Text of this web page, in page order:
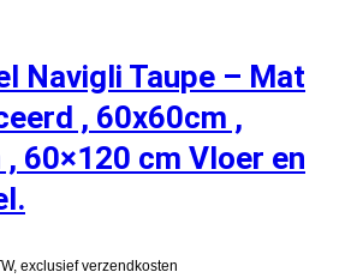
Navigli Taupe – Mat
, 60x60cm ,
60×120 cm Vloer en
exclusief verzendkosten